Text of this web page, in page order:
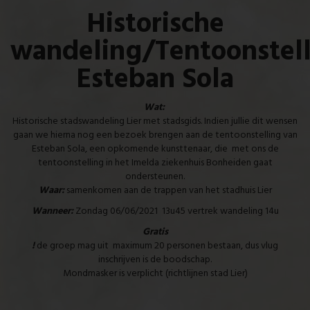
Historische
wandeling/
Esteban Sola
Wat:
Historische stadswandeling Lier met stadsgids. Indien jullie dit wensen
gaan we hierna nog een bezoek brengen aan de tentoonstelling van
Esteban Sola, een opkomende kunsttenaar, die met ons de
tentoonstelling in het Imelda ziekenhuis Bonheiden gaat
ondersteunen.
Waar:samenkomen aan de trappen van het stadhuis Lier
Wanneer:Zondag 06/06/2021 13u45 vertrek wandeling 14u
Gratis
!de groep mag uit maximum 20 personen bestaan, dus vlug
inschrijven is de boodschap.
Mondmasker is verplicht (richtlijnen stad Lier)